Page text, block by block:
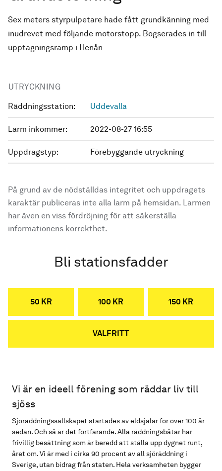
Sex meters styrpulpetare hade fått grundkänning med
inudrevet med följande motorstopp. Bogserades in till
upptagningsramp i Henån
UTRYCKNING
Räddningsstation: Uddevalla
Larm inkommer: 2022-08-27 16:55
Uppdragstyp: Förebyggande utryckning
På grund av de nödställdas integritet och uppdragets
karaktär publiceras inte alla larm på hemsidan. Larmen
har även en viss fördröjning för att säkerställa
informationens korrekthet.
Bli stationsfadder
50 KR 100 KR 150 KR
VALFRITT
Vi är en ideell förening som räddar liv till
sjöss
Sjöräddningssällskapet startades av eldsjälar för över 100 år
sedan. Och så är det fortfarande. Alla räddningsbåtar har
frivillig besättning som är beredd att ställa upp dygnet runt,
året om. Vi är med i cirka 90 procent av all sjöräddning i
Sverige, utan bidrag från staten. Hela verksamheten bygger